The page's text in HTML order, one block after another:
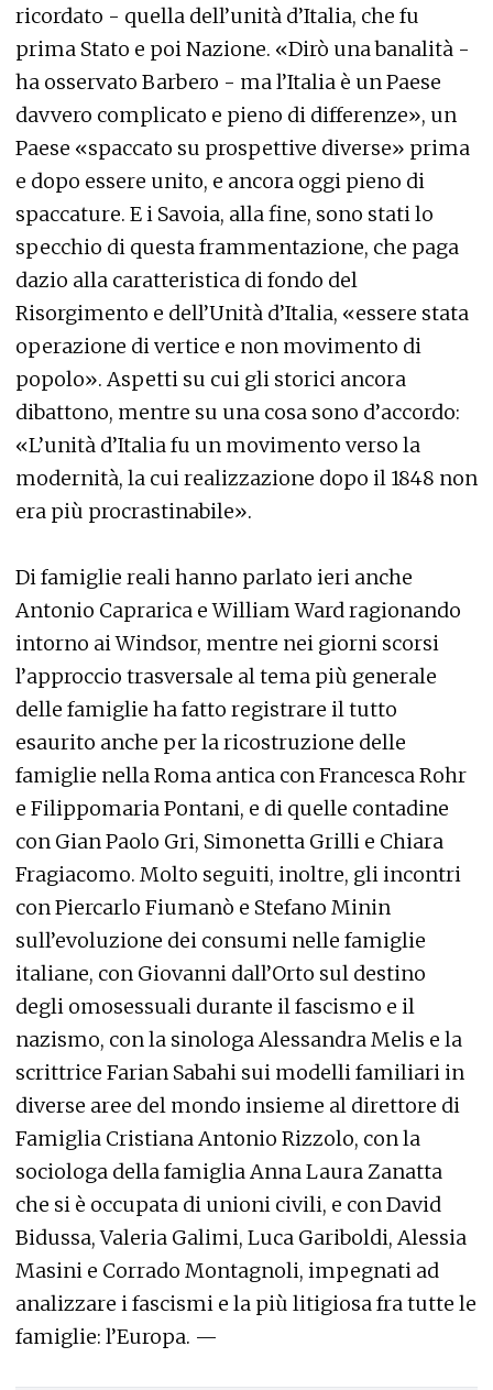
ricordato - quella dell’unità d’Italia, che fu
prima Stato e poi Nazione. «Dirò una banalità -
ha osservato Barbero - ma l’Italia è un Paese
davvero complicato e pieno di differenze», un
Paese «spaccato su prospettive diverse» prima
e dopo essere unito, e ancora oggi pieno di
spaccature. E i Savoia, alla fine, sono stati lo
specchio di questa frammentazione, che paga
dazio alla caratteristica di fondo del
Risorgimento e dell’Unità d’Italia, «essere stata
operazione di vertice e non movimento di
popolo». Aspetti su cui gli storici ancora
dibattono, mentre su una cosa sono d’accordo:
«L’unità d’Italia fu un movimento verso la
modernità, la cui realizzazione dopo il 1848 non
era più procrastinabile».
Di famiglie reali hanno parlato ieri anche
Antonio Caprarica e William Ward ragionando
intorno ai Windsor, mentre nei giorni scorsi
l’approccio trasversale al tema più generale
delle famiglie ha fatto registrare il tutto
esaurito anche per la ricostruzione delle
famiglie nella Roma antica con Francesca Rohr
e Filippomaria Pontani, e di quelle contadine
con Gian Paolo Gri, Simonetta Grilli e Chiara
Fragiacomo. Molto seguiti, inoltre, gli incontri
con Piercarlo Fiumanò e Stefano Minin
sull’evoluzione dei consumi nelle famiglie
italiane, con Giovanni dall’Orto sul destino
degli omosessuali durante il fascismo e il
nazismo, con la sinologa Alessandra Melis e la
scrittrice Farian Sabahi sui modelli familiari in
diverse aree del mondo insieme al direttore di
Famiglia Cristiana Antonio Rizzolo, con la
sociologa della famiglia Anna Laura Zanatta
che si è occupata di unioni civili, e con David
Bidussa, Valeria Galimi, Luca Gariboldi, Alessia
Masini e Corrado Montagnoli, impegnati ad
analizzare i fascismi e la più litigiosa fra tutte le
famiglie: l’Europa. —